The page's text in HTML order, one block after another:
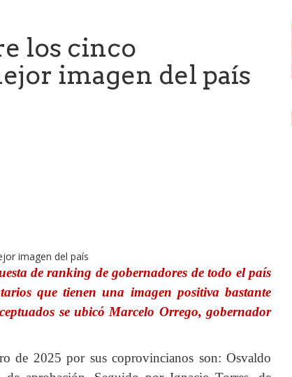
los cinco
imagen del país
de ranking de gobernadores de todo el país
que tienen una imagen positiva bastante
se ubicó Marcelo Orrego, gobernador
de 2025 por sus coprovincianos son: Osvaldo